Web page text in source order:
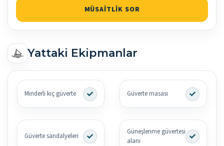
MÜSAITLIK SOR
Yattaki Ekipmanlar
Minderli kıç güverte Güverte masası
Güverte sandalyeleri
Güneşlenme güvertesi
alanı